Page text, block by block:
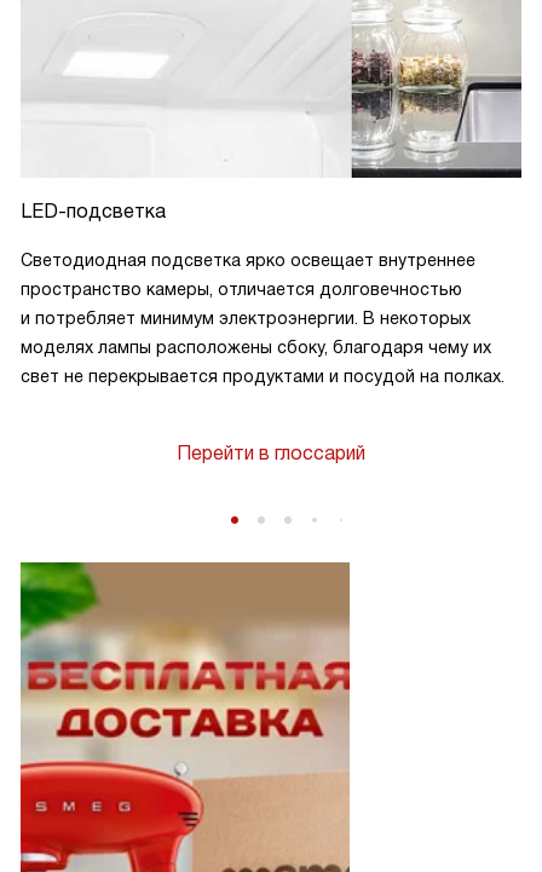
LED-подсветка
Светодиодная подсветка ярко освещает внутреннее
пространство камеры, отличается долговечностью
и потребляет минимум электроэнергии. В некоторых
моделях лампы расположены сбоку, благодаря чему их
свет не перекрывается продуктами и посудой на полках.
Перейти в глоссарий